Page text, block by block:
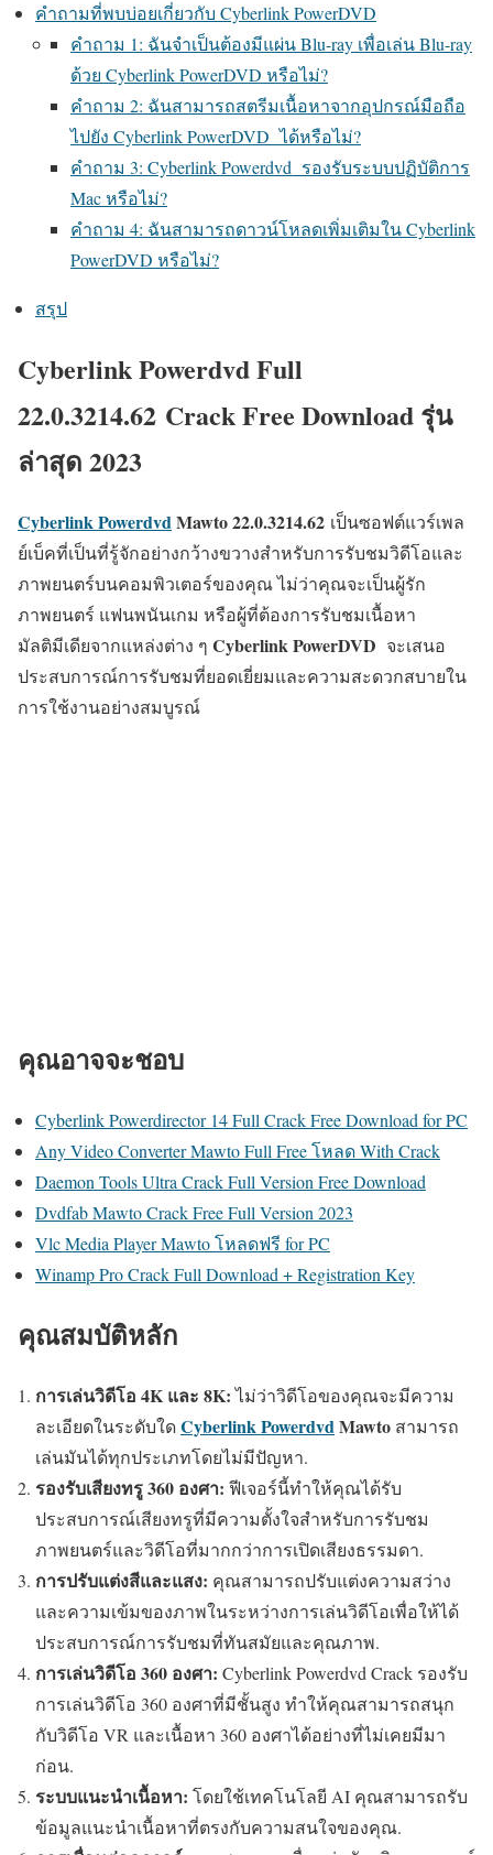
คำถามที่พบบ่อยเกี่ยวกับ Cyberlink PowerDVD
คำถาม 1: ฉันจำเป็นต้องมีแผ่น Blu-ray เพื่อเล่น Blu-ray
ด้วย Cyberlink PowerDVD หรือไม่?
คำถาม 2: ฉันสามารถสตรีมเนื้อหาจากอุปกรณ์มือถือ
ไปยัง Cyberlink PowerDVD ได้หรือไม่?
คำถาม 3: Cyberlink Powerdvd รองรับระบบปฏิบัติการ
Mac หรือไม่?
คำถาม 4: ฉันสามารถดาวน์โหลดเพิ่มเติมใน Cyberlink
PowerDVD หรือไม่?
สรุป
CyberlinkPowerdvd Full
22.0.3214.62 Crack Free Download รุ่น
ล่าสุด 2023
Cyberlink PowerdvdMawto22.0.3214.62 เป็นซอฟต์แวร์เพล
ย์เบ็คที่เป็นที่รู้จักอย่างกว้างขวางสำหรับการรับชมวิดีโอและ
ภาพยนตร์บนคอมพิวเตอร์ของคุณ ไม่ว่าคุณจะเป็นผู้รัก
ภาพยนตร์ แฟนพนันเกม หรือผู้ที่ต้องการรับชมเนื้อหา
มัลติมีเดียจากแหล่งต่าง ๆ Cyberlink PowerDVD จะเสนอ
ประสบการณ์การรับชมที่ยอดเยี่ยมและความสะดวกสบายใน
การใช้งานอย่างสมบูรณ์
คุณอาจจะชอบ
Cyberlink Powerdirector 14 Full Crack Free Download for PC
Any Video Converter Mawto Full Free โหลด With Crack
Daemon Tools Ultra Crack Full Version Free Download
Dvdfab Mawto Crack Free Full Version 2023
Vlc Media Player Mawto โหลดฟรี for PC
Winamp Pro Crack Full Download + Registration Key
คุณสมบัติหลัก
การเล่นวิดีโอ 4K และ 8K:ไม่ว่าวิดีโอของคุณจะมีความ
ละเอียดในระดับใดCyberlink PowerdvdMawto สามารถ
เล่นมันได้ทุกประเภทโดยไม่มีปัญหา.
รองรับเสียงทรู 360 องศา: ฟีเจอร์นี้ทำให้คุณได้รับ
ประสบการณ์เสียงทรูที่มีความตั้งใจสำหรับการรับชม
ภาพยนตร์และวิดีโอที่มากกว่าการเปิดเสียงธรรมดา.
การปรับแต่งสีและแสง: คุณสามารถปรับแต่งความสว่าง
และความเข้มของภาพในระหว่างการเล่นวิดีโอเพื่อให้ได้
ประสบการณ์การรับชมที่ทันสมัยและคุณภาพ.
การเล่นวิดีโอ 360 องศา: Cyberlink Powerdvd Crack รองรับ
การเล่นวิดีโอ 360 องศาที่มีชั้นสูง ทำให้คุณสามารถสนุก
กับวิดีโอ VR และเนื้อหา 360 องศาได้อย่างที่ไม่เคยมีมา
ก่อน.
ระบบแนะนำเนื้อหา: โดยใช้เทคโนโลยี AI คุณสามารถรับ
ข้อมูลแนะนำเนื้อหาที่ตรงกับความสนใจของคุณ.